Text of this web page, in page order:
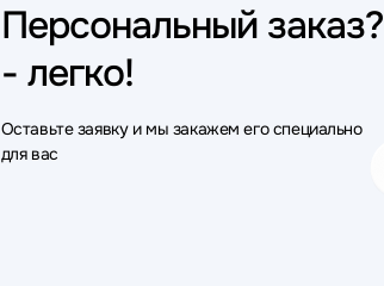
Персональный заказ?
- легко!
Оставьте заявку и мы закажем его специально
для вас